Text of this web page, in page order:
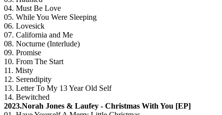
04. Must Be Love
05. While You Were Sleeping
06. Lovesick
07. California and Me
08. Nocturne (Interlude)
09. Promise
10. From The Start
11. Misty
12. Serendipity
13. Letter To My 13 Year Old Self
14. Bewitched
2023.Norah Jones & Laufey - Christmas With You [EP]